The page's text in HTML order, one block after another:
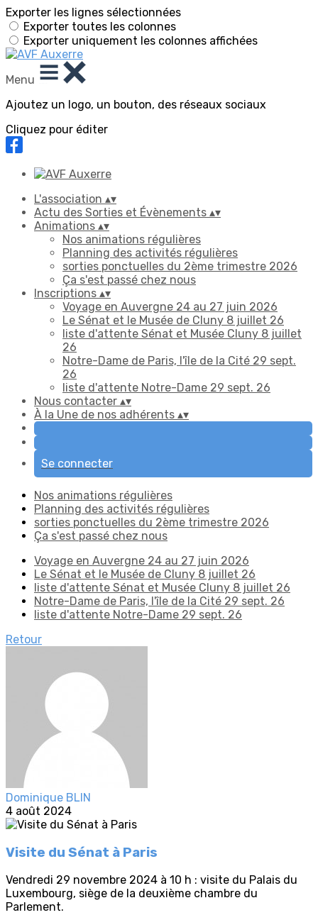
Exporter les lignes sélectionnées
Exporter toutes les colonnes
Exporter uniquement les colonnes affichées
Menu
Ajoutez un logo, un bouton, des réseaux sociaux
Cliquez pour éditer
L'association ▴▾
Actu des Sorties et Évènements ▴▾
Animations ▴▾
Nos animations régulières
Planning des activités régulières
sorties ponctuelles du 2ème trimestre 2026
Ça s'est passé chez nous
Inscriptions ▴▾
Voyage en Auvergne 24 au 27 juin 2026
Le Sénat et le Musée de Cluny 8 juillet 26
liste d'attente Sénat et Musée Cluny 8 juillet
26
Notre-Dame de Paris, l'île de la Cité 29 sept.
26
liste d'attente Notre-Dame 29 sept. 26
Nous contacter ▴▾
À la Une de nos adhérents ▴▾
Se connecter
Nos animations régulières
Planning des activités régulières
sorties ponctuelles du 2ème trimestre 2026
Ça s'est passé chez nous
Voyage en Auvergne 24 au 27 juin 2026
Le Sénat et le Musée de Cluny 8 juillet 26
liste d'attente Sénat et Musée Cluny 8 juillet 26
Notre-Dame de Paris, l'île de la Cité 29 sept. 26
liste d'attente Notre-Dame 29 sept. 26
Retour
Dominique BLIN
4 août 2024
Visite du Sénat à Paris
Vendredi 29 novembre 2024 à 10 h : visite du Palais du
Luxembourg, siège de la deuxième chambre du
Parlement.